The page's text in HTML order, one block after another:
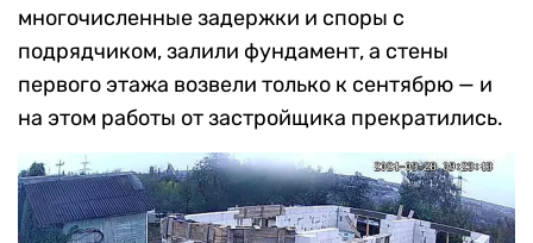
многочисленные задержки и споры с
подрядчиком, залили фундамент, а стены
первого этажа возвели только к сентябрю — и
на этом работы от застройщика прекратились.